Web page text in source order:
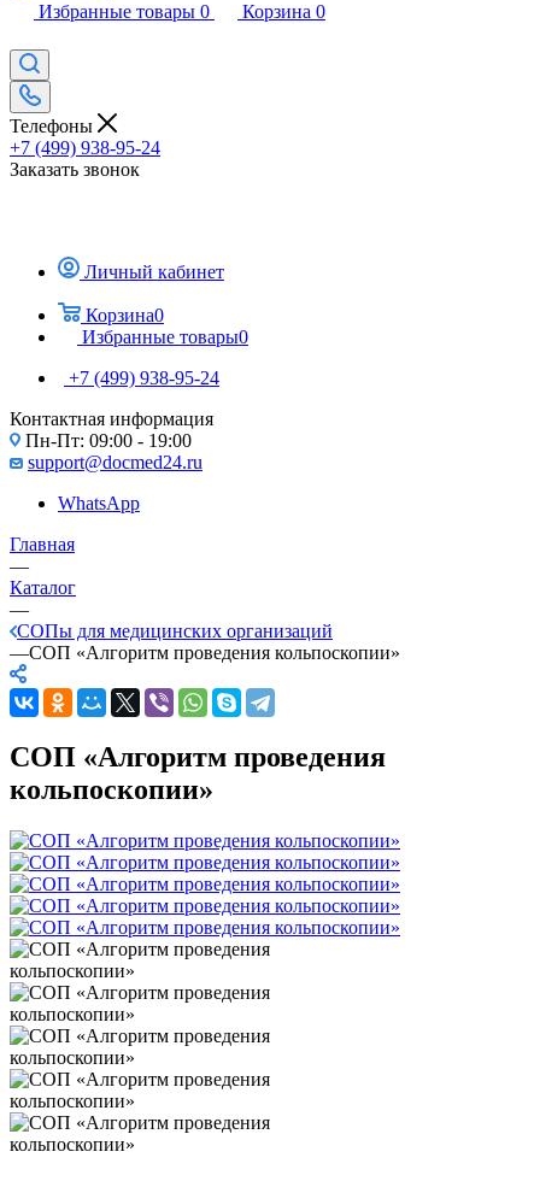
Избранные товары 0 Корзина 0
Телефоны
+7 (499) 938-95-24
Заказать звонок
Личный кабинет
Корзина0
Избранные товары0
+7 (499) 938-95-24
Контактная информация
Пн-Пт: 09:00 - 19:00
support@docmed24.ru
WhatsApp
Главная
—
Каталог
—
СОПы для медицинских организаций
—СОП «Алгоритм проведения кольпоскопии»
СОП «Алгоритм проведения
кольпоскопии»